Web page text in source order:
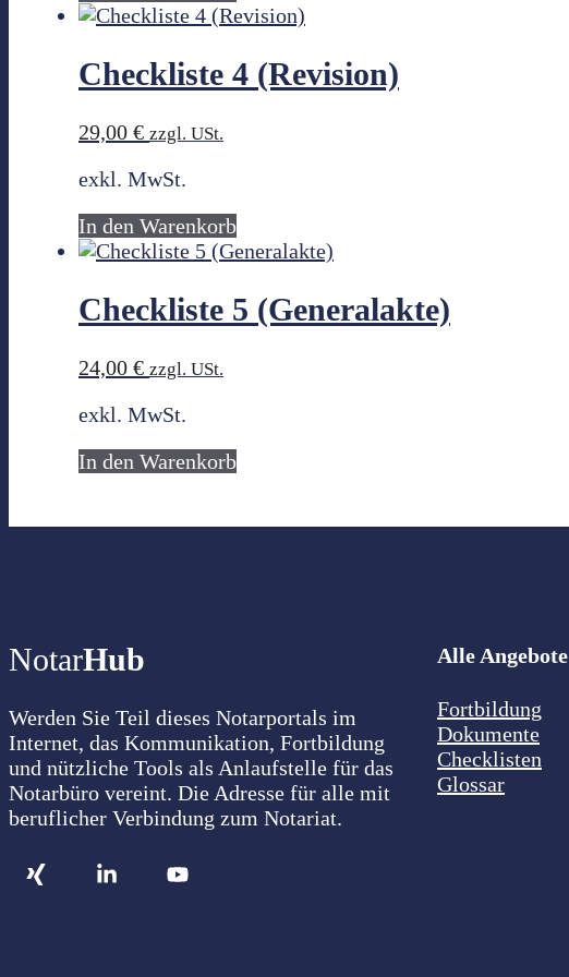
Checkliste 4 (Revision)
29,00 € zzgl. USt.
exkl. MwSt.
In den Warenkorb
Checkliste 5 (Generalakte)
24,00 € zzgl. USt.
exkl. MwSt.
In den Warenkorb
NotarHub
Werden Sie Teil dieses Notarportals im
Internet, das Kommunikation, Fortbildung
und nützliche Tools als Anlaufstelle für das
Notarbüro vereint. Die Adresse für alle mit
beruflicher Verbindung zum Notariat.
Alle Angebote
Fortbildung
Dokumente
Checklisten
Glossar